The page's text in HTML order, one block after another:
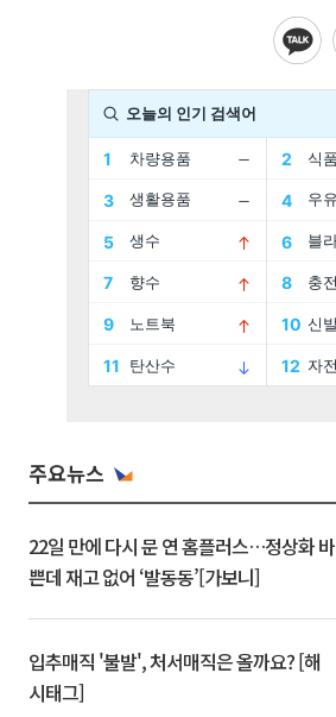
주요뉴스
22일 만에 다시 문 연 홈플러스…정상화 바
쁜데 재고 없어 ‘발동동’[가보니]
입추매직 '불발', 처서매직은 올까요? [해
시태그]